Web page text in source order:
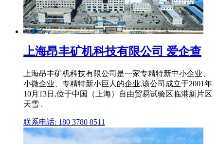
上海昂丰矿机科技有限公司 爱企查
上海昂丰矿机科技有限公司是一家专精特新中小企业、
小微企业、专精特新小巨人的企业,该公司成立于2001年
10月13日,位于中国（上海）自由贸易试验区临港新片区
天雪 .
联系电话: 180 3780 8511